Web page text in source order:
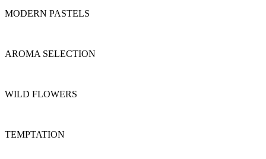
MODERN PASTELS
AROMA SELECTION
WILD FLOWERS
TEMPTATION